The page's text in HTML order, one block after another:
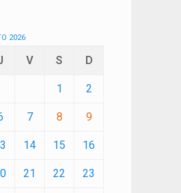
2026
V S D
1 2
7 8 9
14 15 16
21 22 23